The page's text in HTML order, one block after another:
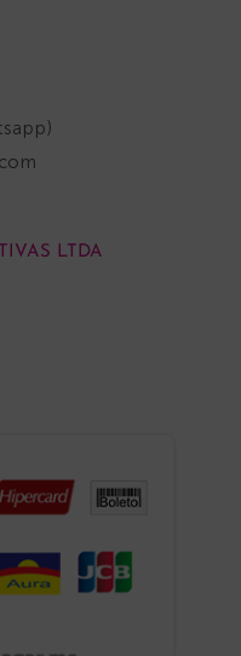
LTDA